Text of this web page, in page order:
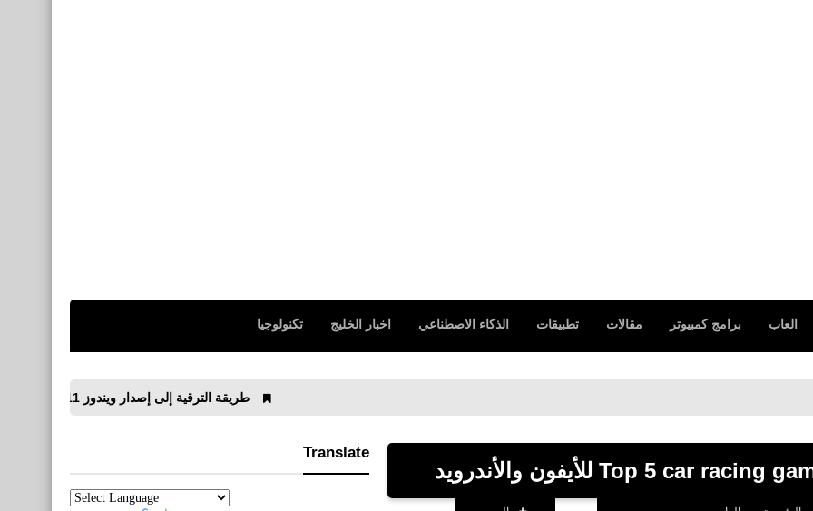
العاب برامج كمبيوتر مقالات تطبيقات الذكاء الاصطناعي اخبار الخليج تكنولوجيا
طريقة الترقية إلى إصدار ويندوز 11 مجانًا Windows
Translate